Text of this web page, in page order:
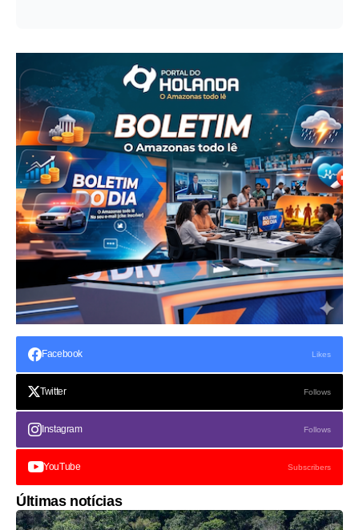
Facebook Likes
Twitter Follows
Instagram Follows
YouTube Subscribers
Últimas notícias